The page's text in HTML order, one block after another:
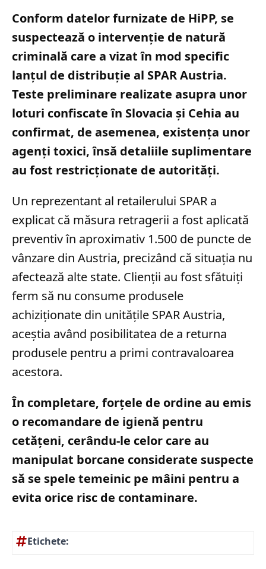
Conform datelor furnizate de HiPP, se
suspectează o intervenție de natură
criminală care a vizat în mod specific
lanțul de distribuție al SPAR Austria.
Teste preliminare realizate asupra unor
loturi confiscate în Slovacia și Cehia au
confirmat, de asemenea, existența unor
agenți toxici, însă detaliile suplimentare
au fost restricționate de autorități.
Un reprezentant al retailerului SPAR a
explicat că măsura retragerii a fost aplicată
preventiv în aproximativ 1.500 de puncte de
vânzare din Austria, precizând că situația nu
afectează alte state. Clienții au fost sfătuiți
ferm să nu consume produsele
achiziționate din unitățile SPAR Austria,
aceștia având posibilitatea de a returna
produsele pentru a primi contravaloarea
acestora.
În completare, forțele de ordine au emis
o recomandare de igienă pentru
cetățeni, cerându-le celor care au
manipulat borcane considerate suspecte
să se spele temeinic pe mâini pentru a
evita orice risc de contaminare.
Etichete: